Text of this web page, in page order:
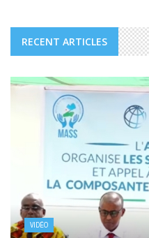
RECENT ARTICLES
VIDÉO